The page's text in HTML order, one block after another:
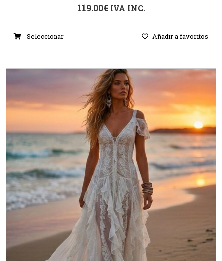
119.00€ IVA INC.
Seleccionar Añadir a favoritos